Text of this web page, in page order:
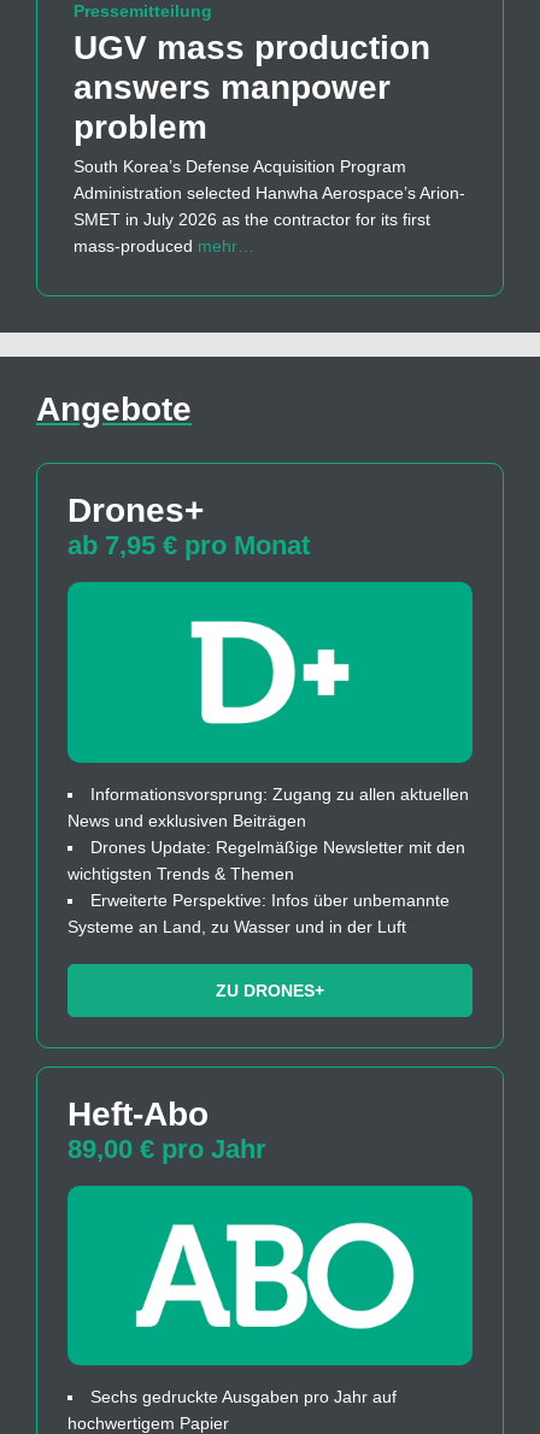
Pressemitteilung
UGV mass production
answers manpower
problem
South Korea’s Defense Acquisition Program
Administration selected Hanwha Aerospace’s Arion-
SMET in July 2026 as the contractor for its first
mass-produced mehr…
Angebote
Drones+
ab 7,95 € pro Monat
Informationsvorsprung: Zugang zu allen aktuellen
News und exklusiven Beiträgen
Drones Update: Regelmäßige Newsletter mit den
wichtigsten Trends & Themen
Erweiterte Perspektive: Infos über unbemannte
Systeme an Land, zu Wasser und in der Luft
ZU DRONES+
Heft-Abo
89,00 € pro Jahr
Sechs gedruckte Ausgaben pro Jahr auf
hochwertigem Papier